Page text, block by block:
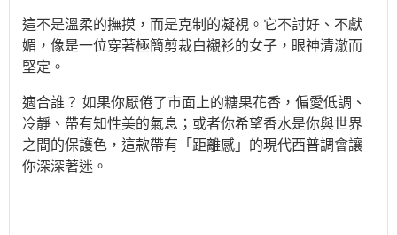
這不是溫柔的撫摸，而是克制的凝視。它不討好、不獻
媚，像是一位穿著極簡剪裁白襯衫的女子，眼神清澈而
堅定。
適合誰？ 如果你厭倦了市面上的糖果花香，偏愛低調、
冷靜、帶有知性美的氣息；或者你希望香水是你與世界
之間的保護色，這款帶有「距離感」的現代西普調會讓
你深深著迷。